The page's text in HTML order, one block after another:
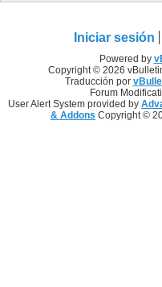
Iniciar sesión
Powered by
Copyright © 2026
Traducción por
Forum
User Alert System provided by
& Addons Copyright ©